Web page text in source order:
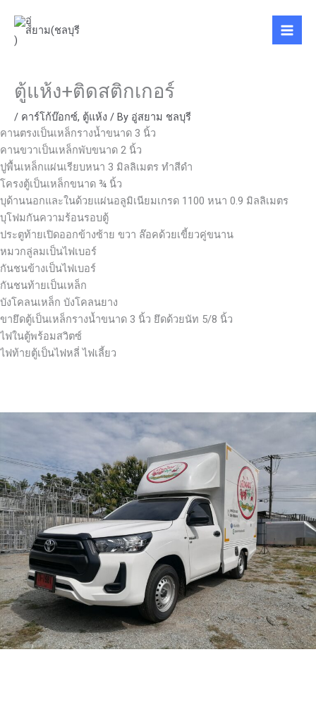
content
ตู้แห้ง+ติดสติกเกอร์
/ คาร์โก้บ๊อกซ์, ตู้แห้ง / By อู่สยาม ชลบุรี
คานตรงเป็นเหล็กรางน้ำขนาด 3 นิ้ว
คานขวาเป็นเหล็กพับขนาด 2 นิ้ว
ปูพื้นเหล็กแผ่นเรียบหนา 3 มิลลิเมตร ทำสีดำ
โครงตู้เป็นเหล็กขนาด ¾ นิ้ว
บุด้านนอกและในด้วยแผ่นอลูมิเนียมเกรด 1100 หนา 0.9 มิลลิเมตร
บุโฟมกันความร้อนรอบตู้
ประตูท้ายเปิดออกข้างซ้าย ขวา ล๊อคด้วยเขี้ยวคู่ขนาน
หมวกลู่ลมเป็นไฟเบอร์
กันชนข้างเป็นไฟเบอร์
กันชนท้ายเป็นเหล็ก
บังโคลนเหล็ก บังโคลนยาง
ขายึดตู้เป็นเหล็กรางน้ำขนาด 3 นิ้ว ยึดด้วยนัท 5/8 นิ้ว
ไฟในตู้พร้อมสวิตซ์
ไฟท้ายตู้เป็นไฟหลี่ ไฟเลี้ยว